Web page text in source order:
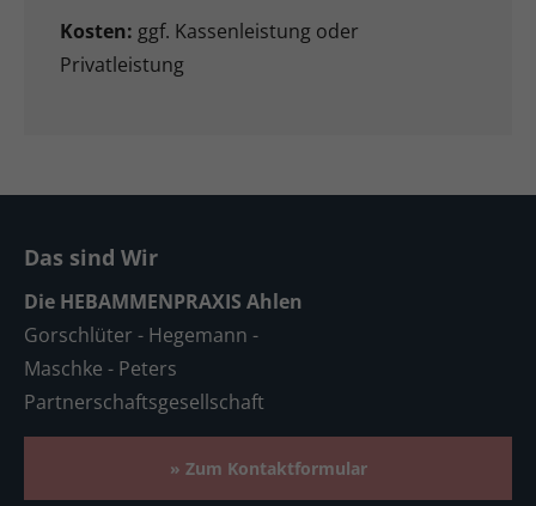
Kosten: ggf. Kassenleistung oder
Privatleistung
Das sind Wir
Die HEBAMMENPRAXIS Ahlen
Gorschlüter - Hegemann -
Maschke - Peters
Partnerschaftsgesellschaft
» Zum Kontaktformular